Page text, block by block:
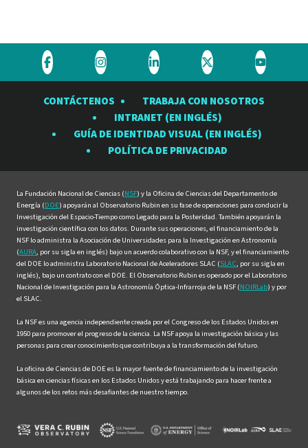
Visite
Observatorio
Visite
Observatorio
Rubin
en
Visite
Observatorio
Rubin
en
Visite
Observatorio
Rubin
en
Visite
Rubin
en
CONTÁCTENOS
TRABAJA CON NOSOTROS
INTRANET (EN INGLÉS)
GUÍA DE IDENTIDAD VISUAL (EN INGLÉS)
POLÍTICA DE PRIVACIDAD
La Fundación Nacional de Ciencias (NSF) y la Oficina de Ciencias del Departamento de
Energía (DOE) apoyarán al Observatorio Rubin en su fase de operaciones para conducir la
Investigación del Espacio-Tiempo como Legado para la Posteridad. También apoyarán la
investigación científica con los datos. Durante sus operaciones, el financiamiento de la
NSF lo administra la Asociación de Universidades para la Investigación en Astronomía
(AURA, por su sigla en inglés) bajo un acuerdo colaborativo con la NSF, y el financiamiento
del DOE lo administra Laboratorio Nacional de Aceleradores SLAC (SLAC, por su sigla en
inglés), bajo un contrato con el DOE. El Observatorio Rubin es operado por el Laboratorio
Nacional de Investigación para la Astronomía Óptica-Infrarroja de la NSF (NOIRLab) y por
el SLAC.
La NSF es una agencia independiente creada por el Congreso de los Estados Unidos en
1950 para promover el progreso de la ciencia. La NSF apoya la investigación básica y las
personas para crear conocimiento que contribuya a la transformación del futuro.
La oficina de Ciencias de DOE es la mayor fuente de financiamiento de la investigación
básica en ciencias físicas en los Estados Unidos y está trabajando para hacer frente a
algunos de los retos más desafiantes de nuestro tiempo.